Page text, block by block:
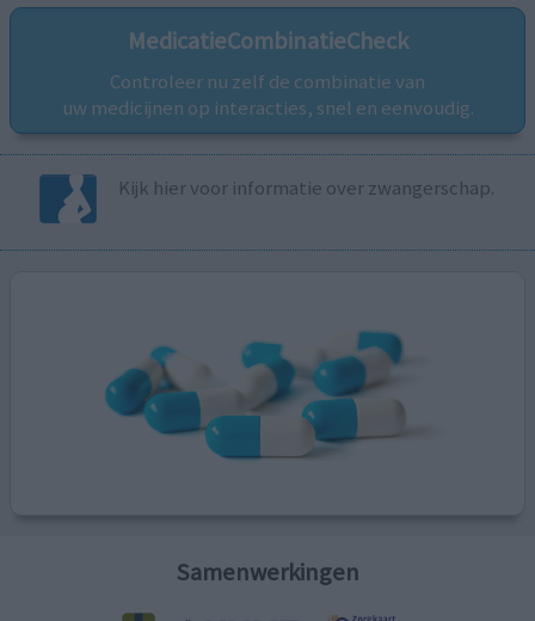
MedicatieCombinatieCheck
Controleer nu zelf de combinatie van
uw medicijnen op interacties, snel en eenvoudig.
Kijk hier voor informatie over zwangerschap.
Samenwerkingen